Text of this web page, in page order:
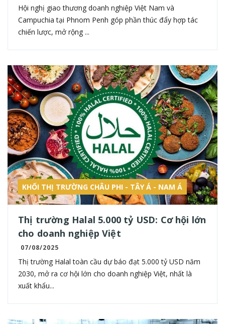
Hội nghị giao thương doanh nghiệp Việt Nam và
Campuchia tại Phnom Penh góp phần thúc đẩy hợp tác
chiến lược, mở rộng ...
KHỐI THỊ TRƯỜNG CHÂU PHI - TÂY Á - NAM Á
Thị trường Halal 5.000 tỷ USD: Cơ hội lớn
cho doanh nghiệp Việt
07/08/2025
Thị trường Halal toàn cầu dự báo đạt 5.000 tỷ USD năm
2030, mở ra cơ hội lớn cho doanh nghiệp Việt, nhất là
xuất khẩu...